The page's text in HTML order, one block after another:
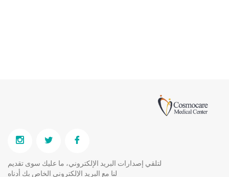
لتلقي إصدارات البريد الإلكتروني، ما عليك سوى تقديم
لنا مع البريد الإلكتروني الخاص بك أدناه